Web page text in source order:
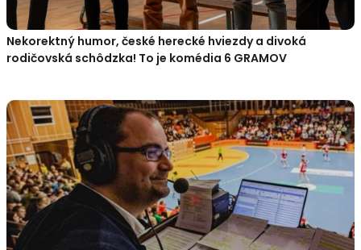
Nekorektný humor, české herecké hviezdy a divoká
rodičovská schôdzka! To je komédia 6 GRAMOV